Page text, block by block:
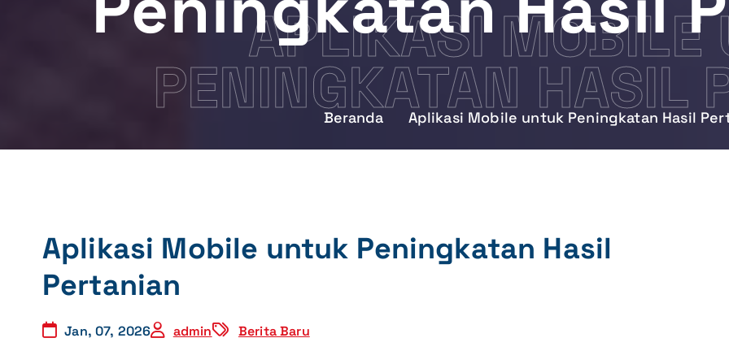
APLIKASI MOBILE
PENINGKATAN HASIL
Beranda Aplikasi Mobile untuk Peningkatan Hasil
Aplikasi Mobile untuk Peningkatan Hasil
Pertanian
Jan, 07, 2026 admin Berita Baru